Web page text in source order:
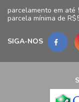
parcelamento em até
parcela mínima de
SIGA-NOS